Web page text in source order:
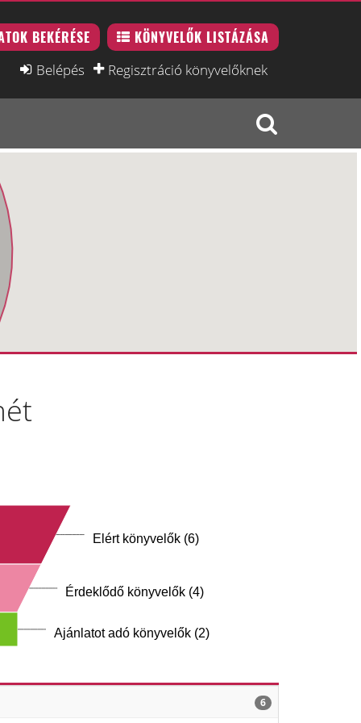
BEKÉRÉSE KÖNYVELŐK LISTÁZÁSA
Belépés Regisztráció könyvelőknek
Elért könyvelők (6)
Érdeklődő könyvelők (4)
Ajánlatot adó könyvelők (2)
6